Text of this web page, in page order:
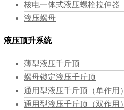
核电一体式液压螺栓拉伸器
液压螺母
液压顶升系统
薄型液压千斤顶
螺母锁定液压千斤顶
通用型液压千斤顶（单作用）
通用型液压千斤顶（双作用）